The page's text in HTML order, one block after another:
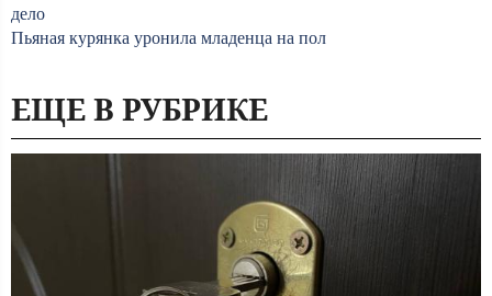
дело
Пьяная курянка уронила младенца на пол
ЕЩЕ В РУБРИКЕ